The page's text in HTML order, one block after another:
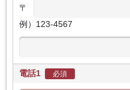
〒
例）123-4567
電話1 必須